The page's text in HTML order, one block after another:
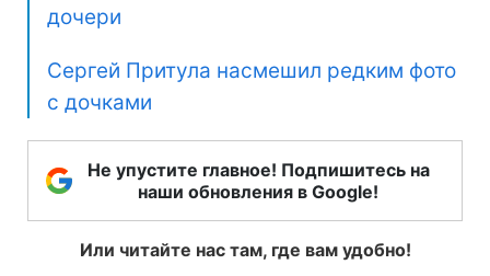
дочери
Сергей Притула насмешил редким фото
с дочками
Не упустите главное! Подпишитесь на
наши обновления в Google!
Или читайте нас там, где вам удобно!